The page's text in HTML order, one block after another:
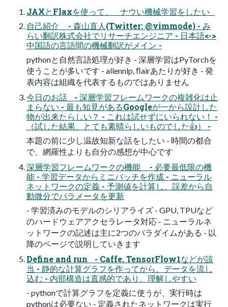
JAXとFlaxを使って、 ナウい機械学習をしたい
自己紹介 - 森山直人(Twitter: @vimmode) - み
らい翻訳株式会社でリサーチエンジニア - 日本語<->
中国語の言語間の機械翻訳がメイン -
pythonと自然言語処理が好き - 深層学習はPyTorchを
使うことが多いです - allennlp, ﬂairあたりが好き - 発
表内容は組織を代表するものではありません
今日のお話 - 深層学習フレームワークの複雑化は止
まらない - 最も知見があるGoogleが一から設計した
物が出来たらしい？ - これは試せずにいられない！ -
（試した結果、とても素晴らしいものでした👍） -
本題の前に少し温故知新な話をしたい - 時間の都合
で、網羅性よりも自分の感想が中心です
深層学習フレームワークの機能 - 必要最低限の機
能 - 学習データからミニバッチを作成 - ニューラル
ネットワークの定義 - 予測値を計算し、誤差から自
動微分でパラメータを更新
- 学習済みのモデルのシリアライズ - GPU, TPUなど
のハードウェアアクセラレータ対応 - ニューラルネ
ットワークの記述は主に2つのパラダイムがある - 以
降のページで説明していきます
Define and run - Caffe, TensorFlow1などが該
当 - 静的な計算グラフを作ってから、データを流し
込む - 内部構造は直感的であり、理解しやすい
- pythonで計算グラフを定義に使うが、実行時は
pythonは必要ない - 定義されたネットワークは実行